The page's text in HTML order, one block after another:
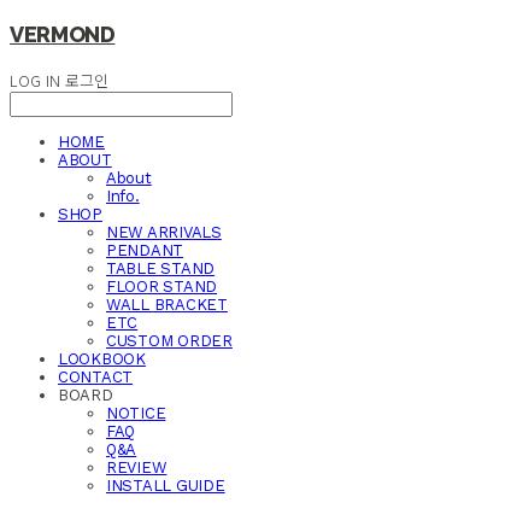
VERMOND
LOG IN 로그인
HOME
ABOUT
About
Info.
SHOP
NEW ARRIVALS
PENDANT
TABLE STAND
FLOOR STAND
WALL BRACKET
ETC
CUSTOM ORDER
LOOKBOOK
CONTACT
BOARD
NOTICE
FAQ
Q&A
REVIEW
INSTALL GUIDE